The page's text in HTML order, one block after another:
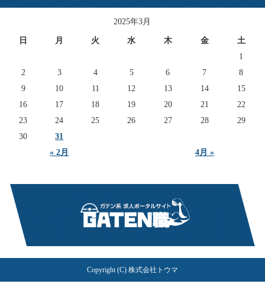
2025年3月
日 月 火 水 木 金 土
« 2月 4月 »
1
2
3 4 5 6 7
8
9
10 11 12 13 14
15
16
17 18 19 20 21
22
23
24 25 26 27 28
29
30
31
Copyright (C) 株式会社トウマ